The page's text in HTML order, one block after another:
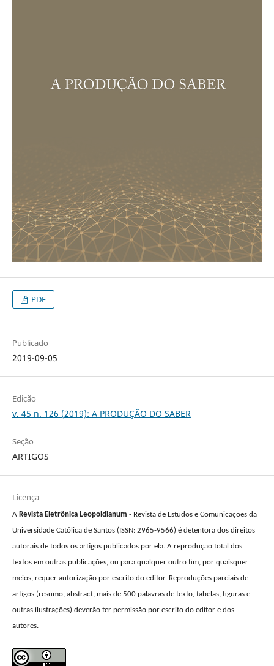
PDF
Publicado
2019-09-05
Edição
v. 45 n. 126 (2019): A PRODUÇÃO DO SABER
Seção
ARTIGOS
Licença
A Revista Eletrônica Leopoldianum - Revista de Estudos e Comunicações da
Universidade Católica de Santos (ISSN: 2965-9566) é detentora dos direitos
autorais de todos os artigos publicados por ela. A reprodução total dos
textos em outras publicações, ou para qualquer outro fim, por quaisquer
meios, requer autorização por escrito do editor. Reproduções parciais de
artigos (resumo, abstract, mais de 500 palavras de texto, tabelas, figuras e
outras ilustrações) deverão ter permissão por escrito do editor e dos
autores.